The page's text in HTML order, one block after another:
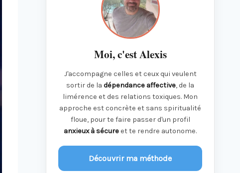
Moi, c'est Alexis
J'accompagne celles et ceux qui veulent
sortir de ladépendance affective, de la
limérence et des relations toxiques. Mon
approche est concrète et sans spiritualité
floue, pour te faire passer d'un profil
anxieux à sécureet te rendre autonome.
Découvrir ma méthode